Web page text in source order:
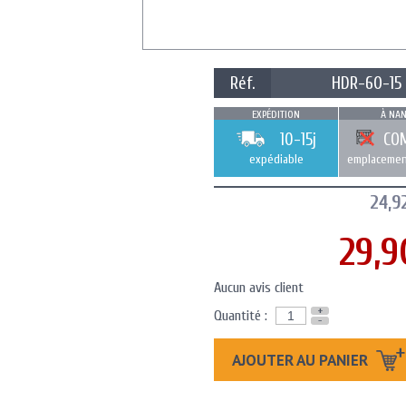
Réf. HDR-60-15
EXPÉDITION
10-15j
expédiable
À
Aucun avis client
Quantité :
+
-
AJOUTER AU PANIER